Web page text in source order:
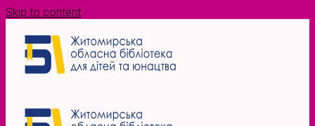
Skip to content